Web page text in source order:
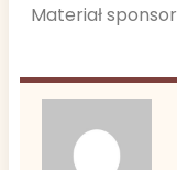
Materiał